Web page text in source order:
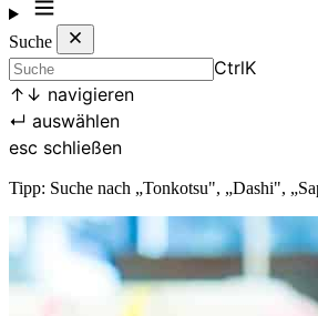
Suche
CtrlK
↑ ↓ navigieren
↵ auswählen
esc schließen
Tipp: Suche nach „Tonkotsu", „Dashi",